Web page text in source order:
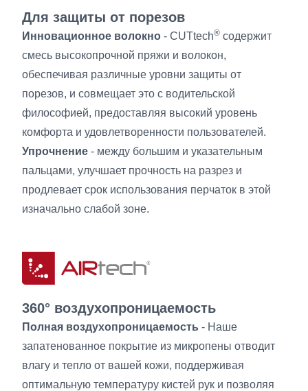
Для защиты от порезов
Инновационное волокно - CUTtech® содержит
смесь высокопрочной пряжи и волокон,
обеспечивая различные уровни защиты от
порезов, и совмещает это с водительской
философией, предоставляя высокий уровень
комфорта и удовлетворенности пользователей.
Упрочнение - между большим и указательным
пальцами, улучшает прочность на разрез и
продлевает срок использования перчаток в этой
изначально слабой зоне.
360° воздухопроницаемость
Полная воздухопроницаемость - Наше
запатенованное покрытие из микропены отводит
влагу и тепло от вашей кожи, поддерживая
оптимальную температуру кистей рук и позволяя